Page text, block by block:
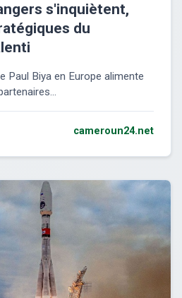
s'inquiètent,
du
Paul Biya en Europe alimente
cameroun24.net